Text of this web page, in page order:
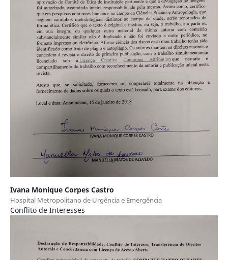
Ivana Monique Corpes Castro
Hospital Metropolitano de Urgência e Emergência
Conflito de Interesses